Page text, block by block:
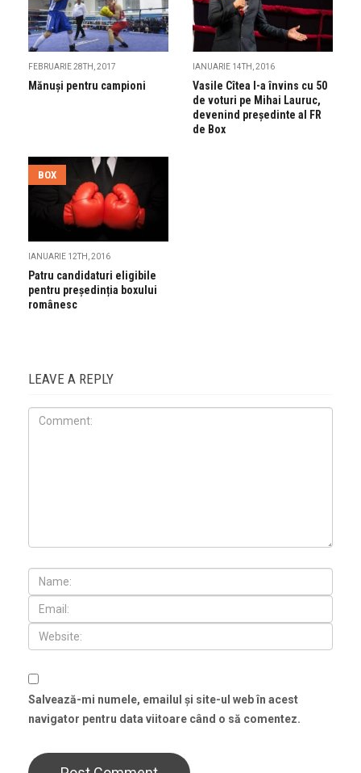
FEBRUARIE 28TH, 2017
Mănuşi pentru campioni
IANUARIE 14TH, 2016
Vasile Cîtea l-a învins cu 50
de voturi pe Mihai Lauruc,
devenind preşedinte al FR
de Box
BOX
IANUARIE 12TH, 2016
Patru candidaturi eligibile
pentru președinția boxului
românesc
LEAVE A REPLY
Salvează-mi numele, emailul și site-ul web în acest
navigator pentru data viitoare când o să comentez.